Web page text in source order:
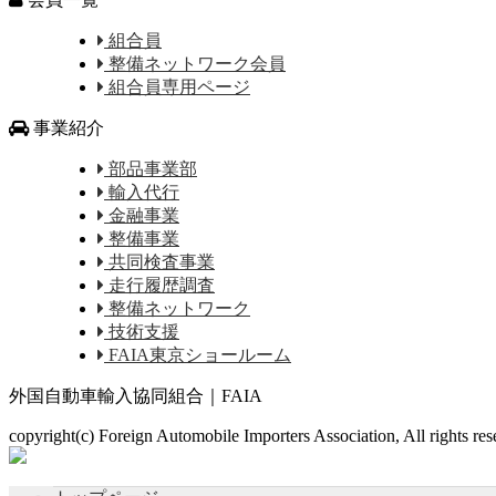
組合員
整備ネットワーク会員
組合員専用ページ
事業紹介
部品事業部
輸入代行
金融事業
整備事業
共同検査事業
走行履歴調査
整備ネットワーク
技術支援
FAIA東京ショールーム
外国自動車輸入協同組合｜FAIA
copyright(c) Foreign Automobile Importers Association, All rights